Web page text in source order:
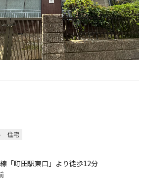
住宅
線「町田駅東口」より徒歩12分